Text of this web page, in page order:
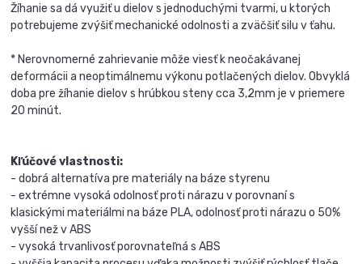
Žíhanie sa dá využiť u dielov s jednoduchými tvarmi, u ktorých
potrebujeme zvýšiť mechanické odolnosti a zväčšiť silu v ťahu.
* Nerovnomerné zahrievanie môže viesť k neočakávanej
deformácii a neoptimálnemu výkonu potlačených dielov. Obvyklá
doba pre žíhanie dielov s hrúbkou steny cca 3,2mm je v priemere
20 minút.
Kľúčové vlastnosti:
- dobrá alternatíva pre materiály na báze styrenu
- extrémne vysoká odolnosť proti nárazu v porovnaní s
klasickými materiálmi na báze PLA, odolnosť proti nárazu o 50%
vyšší než v ABS
- vysoká trvanlivosť porovnateľná s ABS